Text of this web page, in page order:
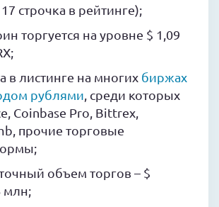
строчка в рейтинге);
торгуется на уровне $ 1,09
в листинге на многих биржах
рублями , среди которых
Coinbase Pro, Bittrex,
прочие торговые
объем торгов – $
млн;